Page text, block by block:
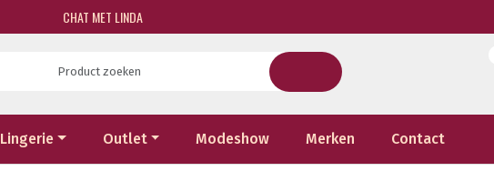
CHAT MET LINDA
Lingerie Outlet Modeshow Merken Contact